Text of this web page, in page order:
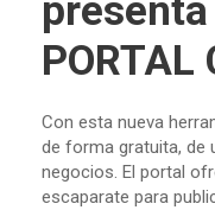
presenta
PORTAL
Con esta nueva
de forma gratuita, de
negocios. El portal
escaparate para